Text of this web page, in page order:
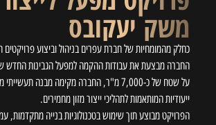
משק יעקובס
כחלק מהמומחיות של חברת עפרים בניהול וביצוע פרויקטים
החברה מבצעת את עבודות ההקמה למפעל הגבינות החדש
על שטח של כ-7,000 מ"ר, החברה מקימה מבנה
ייעודיות המותאמות לתהליכי ייצור מזון מחמירים.
הפרויקט מבוצע תוך שימוש בטכנולוגיות בנייה מתקדמות,